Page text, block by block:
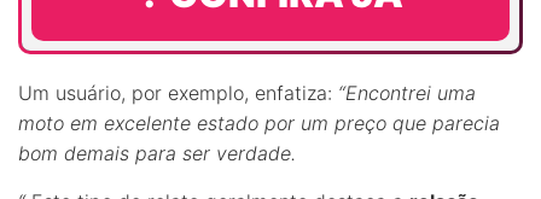
Um usuário, por exemplo, enfatiza: “Encontrei uma
moto em excelente estado por um preço que parecia
bom demais para ser verdade.